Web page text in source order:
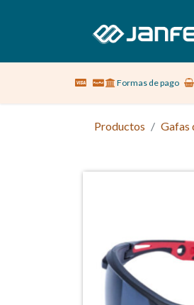
Sobre nosotros Vestuario
Formas de pago
Productos Gafas